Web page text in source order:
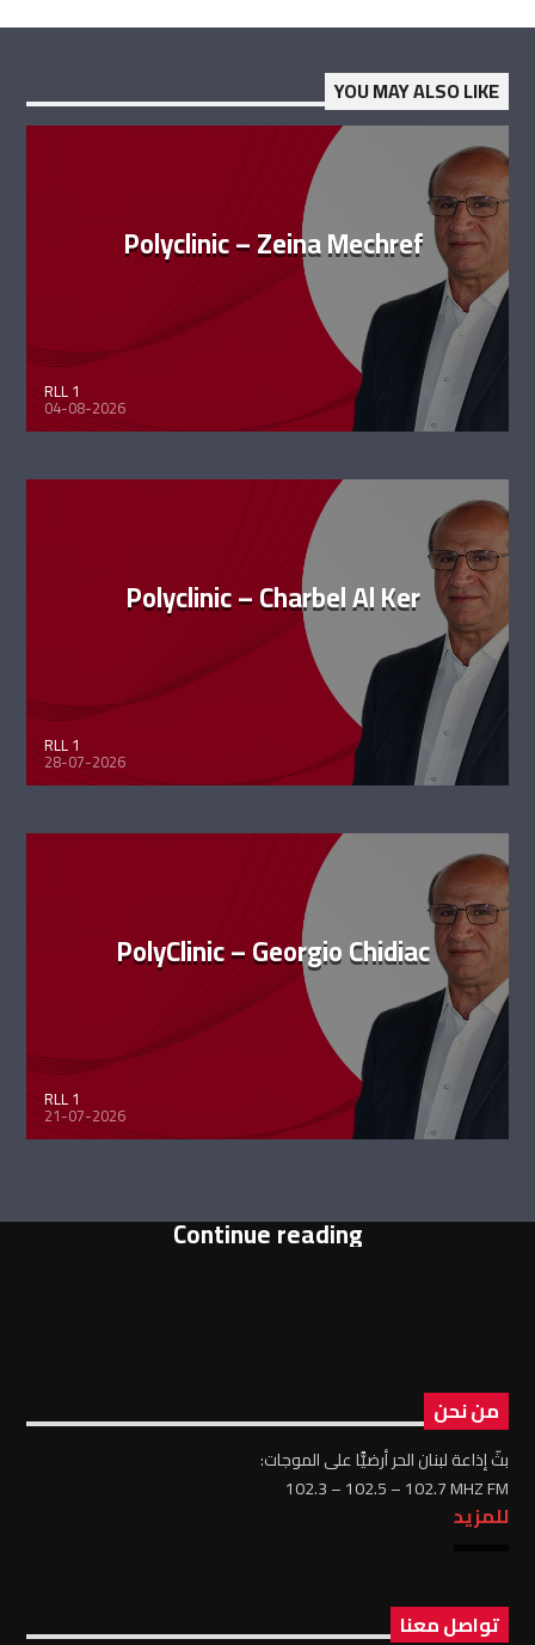
YOU MAY ALSO LIKE
Polyclinic – Zeina Mechref
RLL 1
04-08-2026
Polyclinic – Charbel Al Ker
RLL 1
28-07-2026
PolyClinic – Georgio Chidiac
RLL 1
21-07-2026
Continue reading
من نحن
بثّ إذاعة لبنان الحر أرضيًّا على الموجات:
102.3 – 102.5 – 102.7 MHZ FM
للمزيد
تواصل معنا